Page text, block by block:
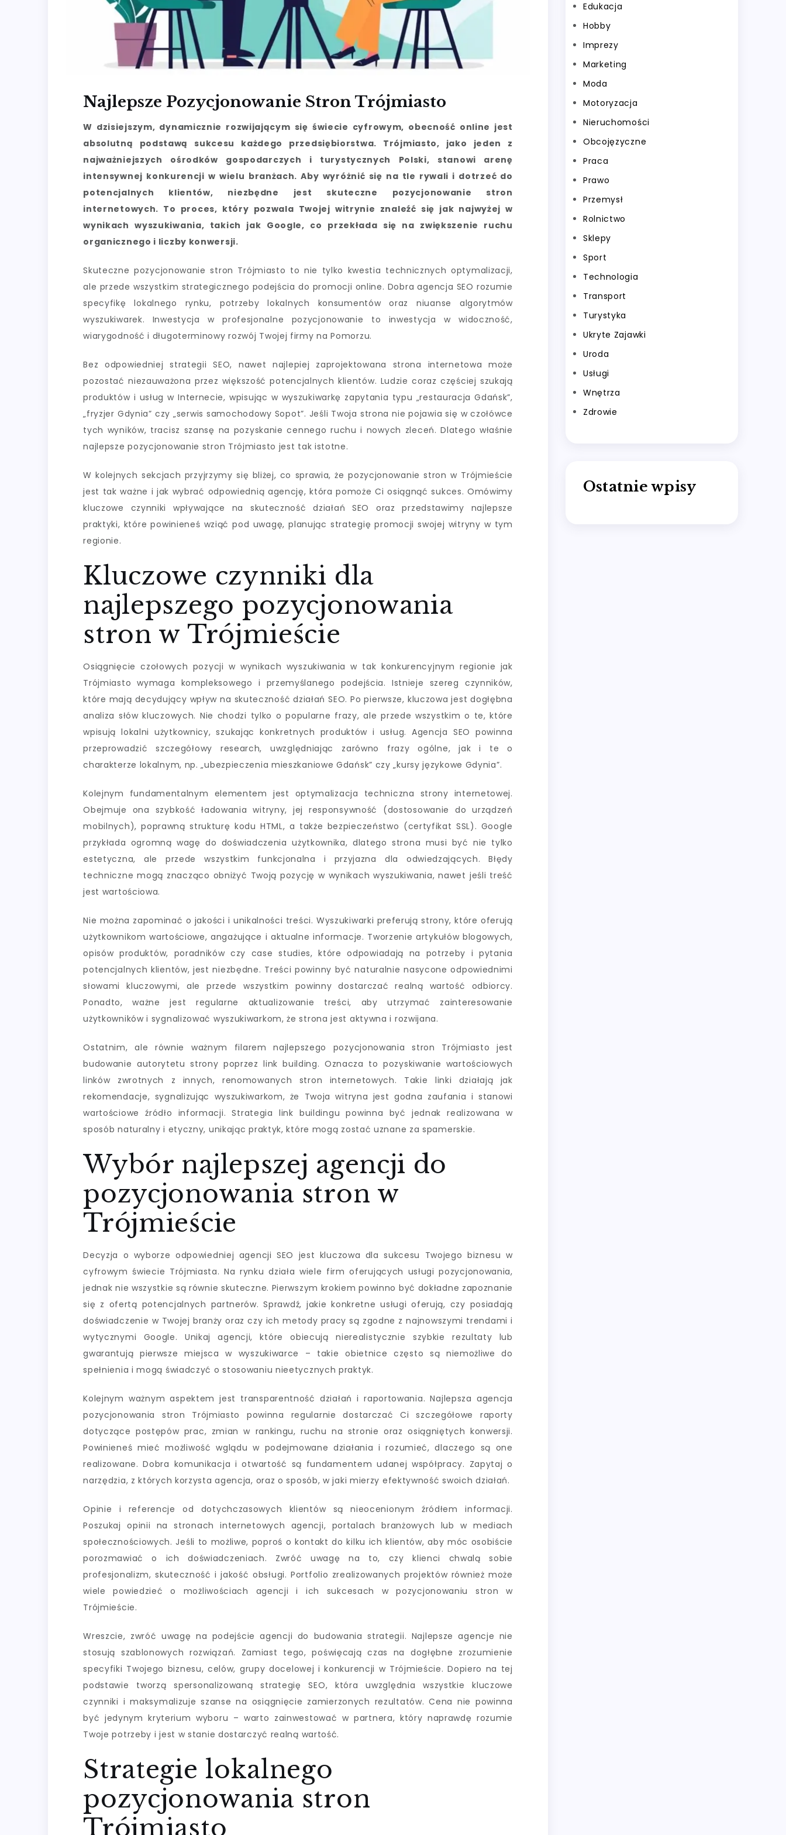
Najlepsze Pozycjonowanie Stron Trójmiasto
W dzisiejszym, dynamicznie rozwijającym się świecie cyfrowym, obecność online jest
absolutną podstawą sukcesu każdego przedsiębiorstwa. Trójmiasto, jako jeden z
najważniejszych ośrodków gospodarczych i turystycznych Polski, stanowi arenę
intensywnej konkurencji w wielu branżach. Aby wyróżnić się na tle rywali i dotrzeć do
potencjalnych klientów, niezbędne jest skuteczne pozycjonowanie stron
internetowych. To proces, który pozwala Twojej witrynie znaleźć się jak najwyżej w
wynikach wyszukiwania, takich jak Google, co przekłada się na zwiększenie ruchu
organicznego i liczby konwersji.
Skuteczne pozycjonowanie stron Trójmiasto to nie tylko kwestia technicznych optymalizacji,
ale przede wszystkim strategicznego podejścia do promocji online. Dobra agencja SEO rozumie
specyfikę lokalnego rynku, potrzeby lokalnych konsumentów oraz niuanse algorytmów
wyszukiwarek. Inwestycja w profesjonalne pozycjonowanie to inwestycja w widoczność,
wiarygodność i długoterminowy rozwój Twojej firmy na Pomorzu.
Bez odpowiedniej strategii SEO, nawet najlepiej zaprojektowana strona internetowa może
pozostać niezauważona przez większość potencjalnych klientów. Ludzie coraz częściej szukają
produktów i usług w Internecie, wpisując w wyszukiwarkę zapytania typu „restauracja Gdańsk”,
„fryzjer Gdynia” czy „serwis samochodowy Sopot”. Jeśli Twoja strona nie pojawia się w czołówce
tych wyników, tracisz szansę na pozyskanie cennego ruchu i nowych zleceń. Dlatego właśnie
najlepsze pozycjonowanie stron Trójmiasto jest tak istotne.
W kolejnych sekcjach przyjrzymy się bliżej, co sprawia, że pozycjonowanie stron w Trójmieście
jest tak ważne i jak wybrać odpowiednią agencję, która pomoże Ci osiągnąć sukces. Omówimy
kluczowe czynniki wpływające na skuteczność działań SEO oraz przedstawimy najlepsze
praktyki, które powinieneś wziąć pod uwagę, planując strategię promocji swojej witryny w tym
regionie.
Kluczowe czynniki dla
najlepszego pozycjonowania
stron w Trójmieście
Osiągnięcie czołowych pozycji w wynikach wyszukiwania w tak konkurencyjnym regionie jak
Trójmiasto wymaga kompleksowego i przemyślanego podejścia. Istnieje szereg czynników,
które mają decydujący wpływ na skuteczność działań SEO. Po pierwsze, kluczowa jest dogłębna
analiza słów kluczowych. Nie chodzi tylko o popularne frazy, ale przede wszystkim o te, które
wpisują lokalni użytkownicy, szukając konkretnych produktów i usług. Agencja SEO powinna
przeprowadzić szczegółowy research, uwzględniając zarówno frazy ogólne, jak i te o
charakterze lokalnym, np. „ubezpieczenia mieszkaniowe Gdańsk” czy „kursy językowe Gdynia”.
Kolejnym fundamentalnym elementem jest optymalizacja techniczna strony internetowej.
Obejmuje ona szybkość ładowania witryny, jej responsywność (dostosowanie do urządzeń
mobilnych), poprawną strukturę kodu HTML, a także bezpieczeństwo (certyfikat SSL). Google
przykłada ogromną wagę do doświadczenia użytkownika, dlatego strona musi być nie tylko
estetyczna, ale przede wszystkim funkcjonalna i przyjazna dla odwiedzających. Błędy
techniczne mogą znacząco obniżyć Twoją pozycję w wynikach wyszukiwania, nawet jeśli treść
jest wartościowa.
Nie można zapominać o jakości i unikalności treści. Wyszukiwarki preferują strony, które oferują
użytkownikom wartościowe, angażujące i aktualne informacje. Tworzenie artykułów blogowych,
opisów produktów, poradników czy case studies, które odpowiadają na potrzeby i pytania
potencjalnych klientów, jest niezbędne. Treści powinny być naturalnie nasycone odpowiednimi
słowami kluczowymi, ale przede wszystkim powinny dostarczać realną wartość odbiorcy.
Ponadto, ważne jest regularne aktualizowanie treści, aby utrzymać zainteresowanie
użytkowników i sygnalizować wyszukiwarkom, że strona jest aktywna i rozwijana.
Ostatnim, ale równie ważnym filarem najlepszego pozycjonowania stron Trójmiasto jest
budowanie autorytetu strony poprzez link building. Oznacza to pozyskiwanie wartościowych
linków zwrotnych z innych, renomowanych stron internetowych. Takie linki działają jak
rekomendacje, sygnalizując wyszukiwarkom, że Twoja witryna jest godna zaufania i stanowi
wartościowe źródło informacji. Strategia link buildingu powinna być jednak realizowana w
sposób naturalny i etyczny, unikając praktyk, które mogą zostać uznane za spamerskie.
Wybór najlepszej agencji do
pozycjonowania stron w
Trójmieście
Decyzja o wyborze odpowiedniej agencji SEO jest kluczowa dla sukcesu Twojego biznesu w
cyfrowym świecie Trójmiasta. Na rynku działa wiele firm oferujących usługi pozycjonowania,
jednak nie wszystkie są równie skuteczne. Pierwszym krokiem powinno być dokładne zapoznanie
się z ofertą potencjalnych partnerów. Sprawdź, jakie konkretne usługi oferują, czy posiadają
doświadczenie w Twojej branży oraz czy ich metody pracy są zgodne z najnowszymi trendami i
wytycznymi Google. Unikaj agencji, które obiecują nierealistycznie szybkie rezultaty lub
gwarantują pierwsze miejsca w wyszukiwarce – takie obietnice często są niemożliwe do
spełnienia i mogą świadczyć o stosowaniu nieetycznych praktyk.
Kolejnym ważnym aspektem jest transparentność działań i raportowania. Najlepsza agencja
pozycjonowania stron Trójmiasto powinna regularnie dostarczać Ci szczegółowe raporty
dotyczące postępów prac, zmian w rankingu, ruchu na stronie oraz osiągniętych konwersji.
Powinieneś mieć możliwość wglądu w podejmowane działania i rozumieć, dlaczego są one
realizowane. Dobra komunikacja i otwartość są fundamentem udanej współpracy. Zapytaj o
narzędzia, z których korzysta agencja, oraz o sposób, w jaki mierzy efektywność swoich działań.
Opinie i referencje od dotychczasowych klientów są nieocenionym źródłem informacji.
Poszukaj opinii na stronach internetowych agencji, portalach branżowych lub w mediach
społecznościowych. Jeśli to możliwe, poproś o kontakt do kilku ich klientów, aby móc osobiście
porozmawiać o ich doświadczeniach. Zwróć uwagę na to, czy klienci chwalą sobie
profesjonalizm, skuteczność i jakość obsługi. Portfolio zrealizowanych projektów również może
wiele powiedzieć o możliwościach agencji i ich sukcesach w pozycjonowaniu stron w
Trójmieście.
Wreszcie, zwróć uwagę na podejście agencji do budowania strategii. Najlepsze agencje nie
stosują szablonowych rozwiązań. Zamiast tego, poświęcają czas na dogłębne zrozumienie
specyfiki Twojego biznesu, celów, grupy docelowej i konkurencji w Trójmieście. Dopiero na tej
podstawie tworzą spersonalizowaną strategię SEO, która uwzględnia wszystkie kluczowe
czynniki i maksymalizuje szanse na osiągnięcie zamierzonych rezultatów. Cena nie powinna
być jedynym kryterium wyboru – warto zainwestować w partnera, który naprawdę rozumie
Twoje potrzeby i jest w stanie dostarczyć realną wartość.
Strategie lokalnego
pozycjonowania stron
Trójmiasto
Edukacja
Hobby
Imprezy
Marketing
Moda
Motoryzacja
Nieruchomości
Obcojęzyczne
Praca
Prawo
Przemysł
Rolnictwo
Sklepy
Sport
Technologia
Transport
Turystyka
Ukryte Zajawki
Uroda
Usługi
Wnętrza
Zdrowie
Ostatnie wpisy